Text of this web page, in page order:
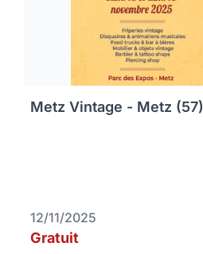
Metz Vintage - Metz (57)
12/11/2025
Gratuit